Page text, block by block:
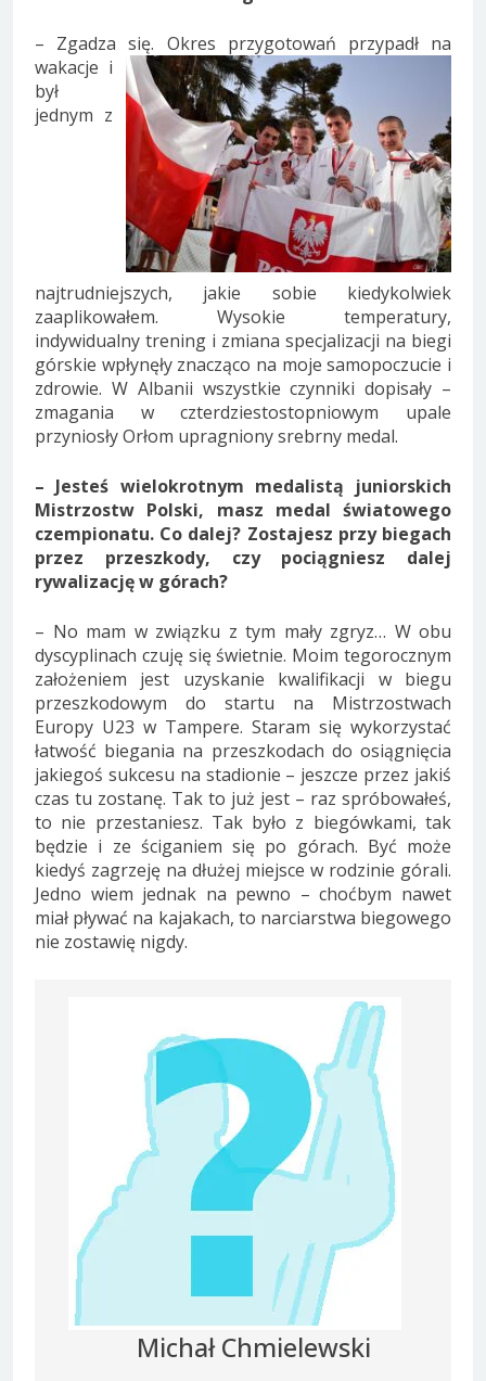
– Zgadza się. Okres przygotowań przypadł na
wakacje i
był
jednym z
najtrudniejszych, jakie sobie kiedykolwiek
zaaplikowałem. Wysokie temperatury,
indywidualny trening i zmiana specjalizacji na biegi
górskie wpłynęły znacząco na moje samopoczucie i
zdrowie. W Albanii wszystkie czynniki dopisały –
zmagania w czterdziestostopniowym upale
przyniosły Orłom upragniony srebrny medal.
– Jesteś wielokrotnym medalistą juniorskich
Mistrzostw Polski, masz medal światowego
czempionatu. Co dalej? Zostajesz przy biegach
przez przeszkody, czy pociągniesz dalej
rywalizację w górach?
– No mam w związku z tym mały zgryz… W obu
dyscyplinach czuję się świetnie. Moim tegorocznym
założeniem jest uzyskanie kwalifikacji w biegu
przeszkodowym do startu na Mistrzostwach
Europy U23 w Tampere. Staram się wykorzystać
łatwość biegania na przeszkodach do osiągnięcia
jakiegoś sukcesu na stadionie – jeszcze przez jakiś
czas tu zostanę. Tak to już jest – raz spróbowałeś,
to nie przestaniesz. Tak było z biegówkami, tak
będzie i ze ściganiem się po górach. Być może
kiedyś zagrzeję na dłużej miejsce w rodzinie górali.
Jedno wiem jednak na pewno – choćbym nawet
miał pływać na kajakach, to narciarstwa biegowego
nie zostawię nigdy.
Michał Chmielewski